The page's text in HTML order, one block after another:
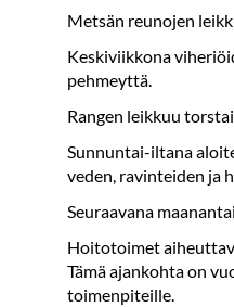
Metsän reunojen
Keskiviikkona
pehmeyttä.
Rangen leikkuu
Sunnuntai-iltana
veden, ravinteiden ja
Seuraavana
Hoitotoimet
​​​​​​​Tämä ajankohta on
toimenpiteille.